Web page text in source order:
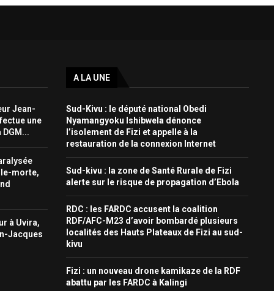
Jean-
une
morte,
à Uvira,
Jacques
A LA UNE
Sud-Kivu : le député national Obedi
Nyamangyoku Ishibwela dénonce
l’isolement de Fizi et appelle à la
restauration de la connexion Internet
Sud-kivu : la zone de Santé Rurale de Fizi
alerte sur le risque de propagation d’Ebola
RDC : les FARDC accusent la coalition
RDF/AFC-M23 d’avoir bombardé plusieurs
localités des Hauts Plateaux de Fizi au sud-
kivu
Fizi : un nouveau drone kamikaze de la RDF
abattu par les FARDC à Kalingi